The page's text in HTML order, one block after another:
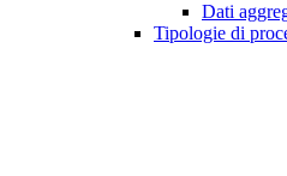
Dati
Tipologie di